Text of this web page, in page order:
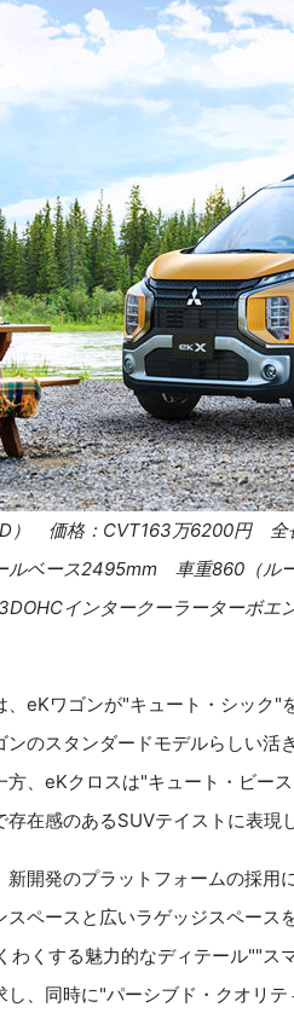
） 価格： CVT163 万6200円 全
ベース2495mm 車重860 （ル
インタークーラーターボエ
eKワゴンが"キュート・シック"
のスタンダードモデルらしい活
、 eKクロスは"キュート・ビース
存在感のあるSUVテイストに表現
開発のプラットフォームの採用
スペースと広いラゲッジスペース
わくする魅力的なディテール""ス
し、同時に"パーシブド・クオリテ